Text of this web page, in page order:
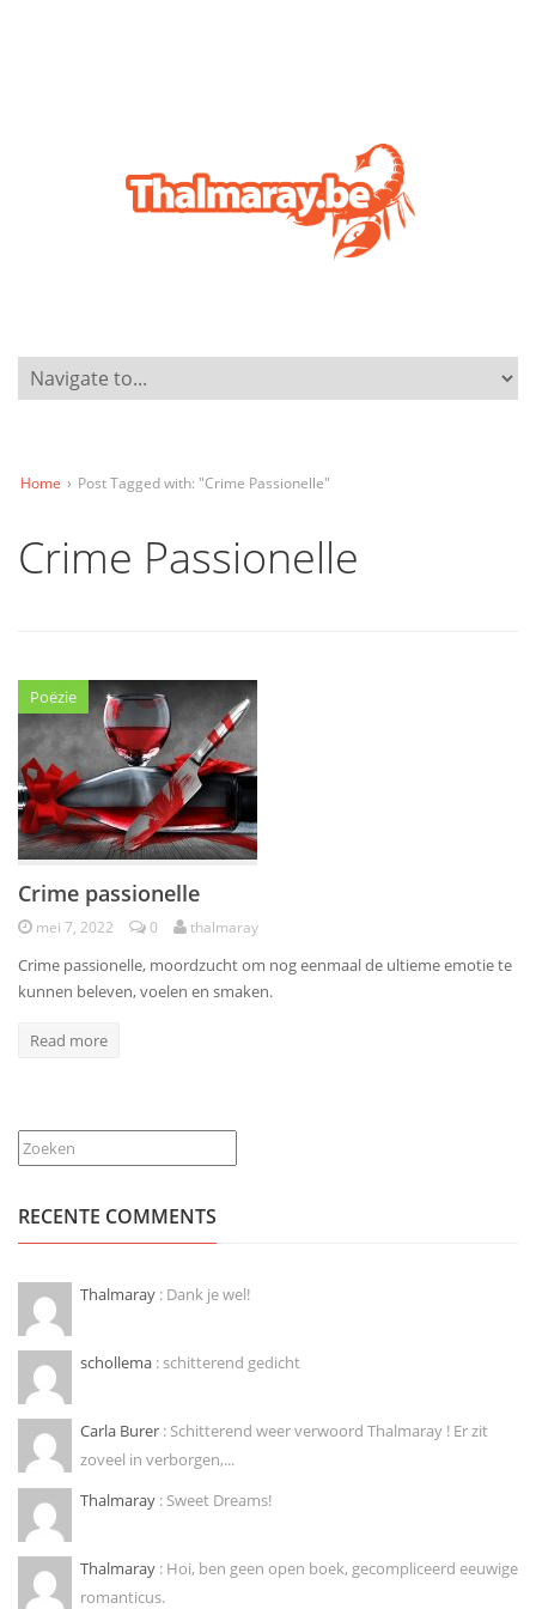
Home › Post Tagged with: "Crime Passionelle"
Crime Passionelle
Poëzie
Crime passionelle
mei 7, 2022 0 thalmaray
Crime passionelle, moordzucht om nog eenmaal de ultieme emotie te
kunnen beleven, voelen en smaken.
Read more
Zoeken
RECENTE COMMENTS
Thalmaray : Dank je wel!
schollema : schitterend gedicht
Carla Burer : Schitterend weer verwoord Thalmaray ! Er zit
zoveel in verborgen,...
Thalmaray : Sweet Dreams!
Thalmaray : Hoi, ben geen open boek, gecompliceerd eeuwige
romanticus.